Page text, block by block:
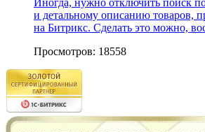
и детальному описанию товаров,
на Битрикс. Сделать это можно,
Просмотров: 18558